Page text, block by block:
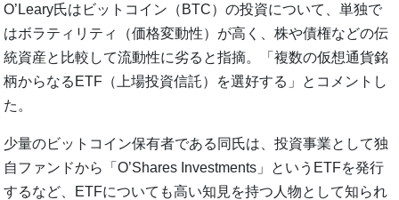
O’Leary氏はビットコイン（BTC）の投資について、単独で
はボラティリティ（価格変動性）が高く、株や債権などの伝
統資産と比較して流動性に劣ると指摘。「複数の仮想通貨銘
柄からなるETF（上場投資信託）を選好する」とコメントし
た。
少量のビットコイン保有者である同氏は、投資事業として独
自ファンドから「O’Shares Investments」というETFを発行
するなど、ETFについても高い知見を持つ人物として知られ